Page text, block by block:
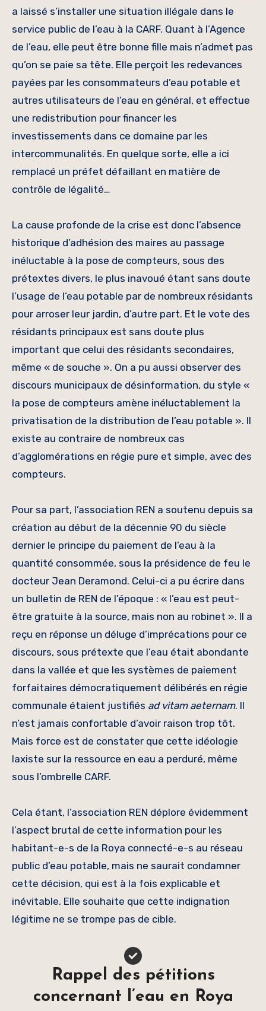
a laissé s’installer une situation illégale dans le
service public de l’eau à la CARF. Quant à l’Agence
de l’eau, elle peut être bonne fille mais n’admet pas
qu’on se paie sa tête. Elle perçoit les redevances
payées par les consommateurs d’eau potable et
autres utilisateurs de l’eau en général, et effectue
une redistribution pour financer les
investissements dans ce domaine par les
intercommunalités. En quelque sorte, elle a ici
remplacé un préfet défaillant en matière de
contrôle de légalité…
La cause profonde de la crise est donc l’absence
historique d’adhésion des maires au passage
inéluctable à la pose de compteurs, sous des
prétextes divers, le plus inavoué étant sans doute
l’usage de l’eau potable par de nombreux résidants
pour arroser leur jardin, d’autre part. Et le vote des
résidants principaux est sans doute plus
important que celui des résidants secondaires,
même « de souche ». On a pu aussi observer des
discours municipaux de désinformation, du style «
la pose de compteurs amène inéluctablement la
privatisation de la distribution de l’eau potable ». Il
existe au contraire de nombreux cas
d’agglomérations en régie pure et simple, avec des
compteurs.
Pour sa part, l’association REN a soutenu depuis sa
création au début de la décennie 90 du siècle
dernier le principe du paiement de l’eau à la
quantité consommée, sous la présidence de feu le
docteur Jean Deramond. Celui-ci a pu écrire dans
un bulletin de REN de l’époque : « l’eau est peut-
être gratuite à la source, mais non au robinet ». Il a
reçu en réponse un déluge d’imprécations pour ce
discours, sous prétexte que l’eau était abondante
dans la vallée et que les systèmes de paiement
forfaitaires démocratiquement délibérés en régie
communale étaient justifiés ad vitam aeternam. Il
n’est jamais confortable d’avoir raison trop tôt.
Mais force est de constater que cette idéologie
laxiste sur la ressource en eau a perduré, même
sous l’ombrelle CARF.
Cela étant, l’association REN déplore évidemment
l’aspect brutal de cette information pour les
habitant-e-s de la Roya connecté-e-s au réseau
public d’eau potable, mais ne saurait condamner
cette décision, qui est à la fois explicable et
inévitable. Elle souhaite que cette indignation
légitime ne se trompe pas de cible.
Rappel des pétitions
concernant l’eau en Roya